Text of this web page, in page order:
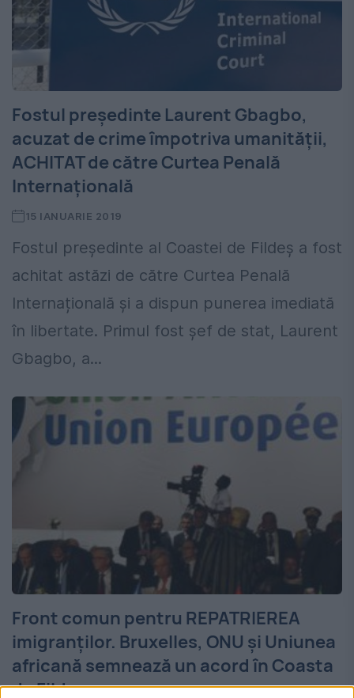
Fostul preşedinte Laurent Gbagbo,
acuzat de crime împotriva umanităţii,
ACHITAT de către Curtea Penală
Internațională
15 IANUARIE 2019
Fostul președinte al Coastei de Fildeş a fost
achitat astăzi de către Curtea Penală
Internațională şi a dispun punerea imediată
în libertate. Primul fost șef de stat, Laurent
Gbagbo, a...
Front comun pentru REPATRIEREA
imigranţilor. Bruxelles, ONU şi Uniunea
africană semnează un acord în Coasta
de Fildeş